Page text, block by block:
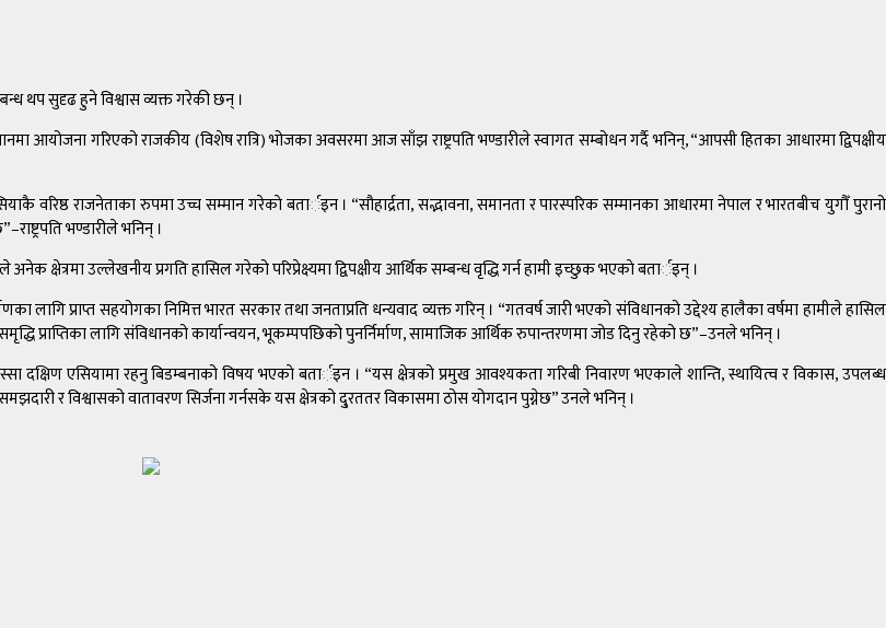
थप सुदृढ हुने विश्वास व्यक्त गरेकी छन् ।
आयोजना गरिएको राजकीय (विशेष रात्रि) भोजका अवसरमा आज साँझ राष्ट्रपति भण्डारीले स्वागत सम्बोधन गर्दै भनिन्, “आपसी हितका आधारमा द्विपक्षीय
वरिष्ठ राजनेताका रुपमा उच्च सम्मान गरेकाे बतार्इन । “सौहार्द्रता, सद्भावना, समानता र पारस्परिक सम्मानका आधारमा नेपाल र भारतबीच युगौँ पुरानो
भण्डारीले भनिन् ।
उल्लेखनीय प्रगति हासिल गरेको परिप्रेक्ष्यमा द्विपक्षीय आर्थिक सम्बन्ध वृद्धि गर्न हामी इच्छुक भएकाे बतार्इन् ।
लागि प्राप्त सहयोगका निमित्त भारत सरकार तथा जनताप्रति धन्यवाद व्यक्त गरिन् । “गतवर्ष जारी भएको संविधानको उद्देश्य हालैका वर्षमा हामीले हासिल
प्राप्तिका लागि संविधानको कार्यान्वयन, भूकम्पपछिको पुनर्निर्माण, सामाजिक आर्थिक रुपान्तरणमा जोड दिनु रहेको छ”–उनले भनिन् ।
दक्षिण एसियामा रहनु बिडम्बनाको विषय भएकाे बतार्इन । “यस क्षेत्रको प्रमुख आवश्यकता गरिबी निवारण भएकाले शान्ति, स्थायित्व र विकास, उपलब्ध
र विश्वासको वातावरण सिर्जना गर्नसके यस क्षेत्रको दु्रततर विकासमा ठोस योगदान पुग्नेछ” उनले भनिन् ।